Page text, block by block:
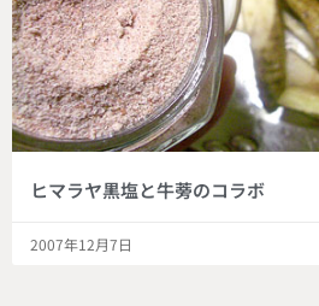
ヒマラヤ黒塩と牛蒡のコラボ
2007年12月7日